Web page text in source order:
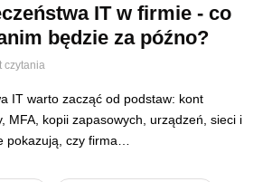
IT w firmie - co
będzie za późno?
czytania
IT warto zacząć od podstaw: kont
MFA, kopii zapasowych, urządzeń, sieci i
pokazują, czy firma…